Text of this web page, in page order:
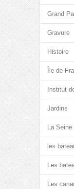
Grand
Gravure
Histoire
Île-de-
Institut
Jardins
La
les
Les
Les